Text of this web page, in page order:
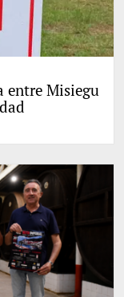
entre Misiegu